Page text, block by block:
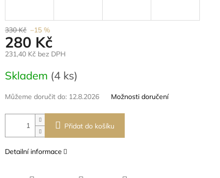
330 Kč –15 %
280 Kč
231,40 Kč bez DPH
cena:
Skladem (4 ks)
Můžeme doručit do: 12.8.2026 Možnosti doručení
Přidat do košíku
Detailní informace